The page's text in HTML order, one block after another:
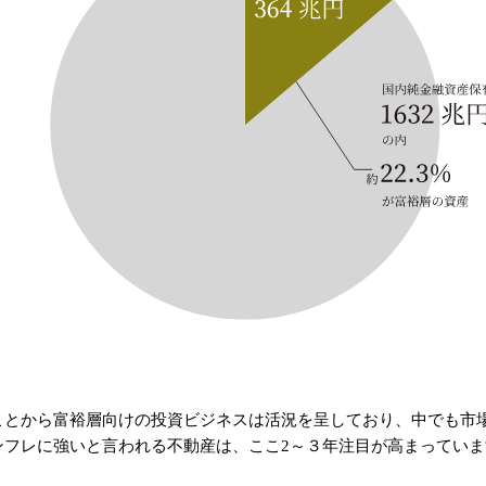
とから富裕層向けの投資ビジネスは活況を呈しており、中でも市
レに強いと言われる不動産は、ここ2～３年注目が高まっていま